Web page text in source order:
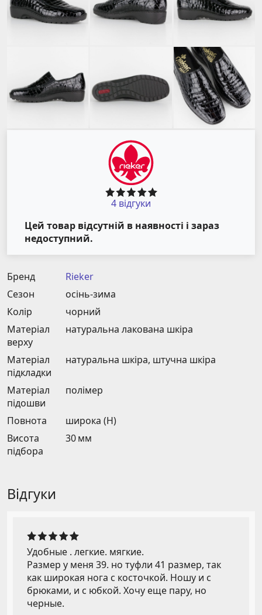
4 відгуки
Цей товар відсутній в наявності і зараз
недоступний.
Бренд
Rieker
Сезон
осінь-зима
Колір
чорний
Матеріал
верху
натуральна лакована шкіра
Матеріал
підкладки
натуральна шкіра, штучна шкіра
Матеріал
підошви
полімер
Повнота
широка (H)
Висота
підбора
30 мм
Відгуки
Удобные . легкие. мягкие.
Размер у меня 39. но туфли 41 размер, так
как широкая нога с косточкой. Ношу и с
брюками, и с юбкой. Хочу еще пару, но
черные.